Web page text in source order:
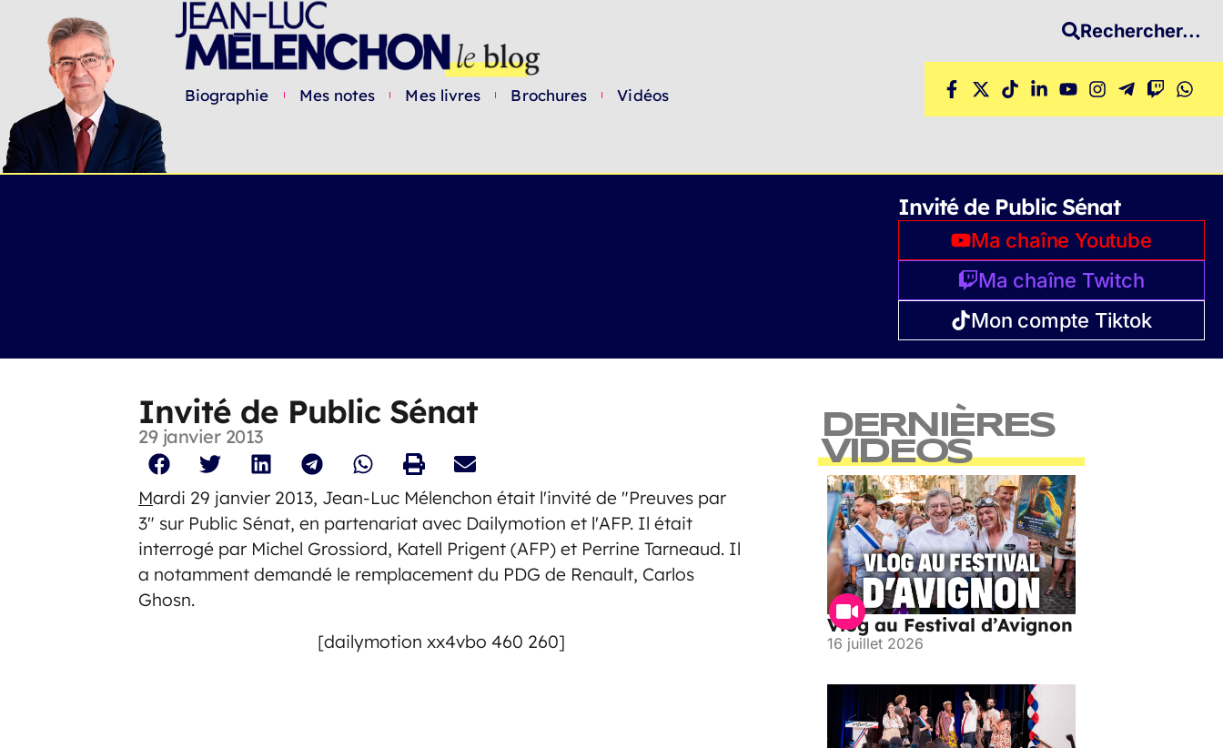
Biographie Mes notes Mes livres Brochures Vidéos
Rechercher...
Invité de Public Sénat
Ma chaîne Youtube
Ma chaîne Twitch
Mon compte Tiktok
Invité de Public Sénat
29 janvier 2013
Mardi 29 janvier 2013, Jean-Luc Mélenchon était l'invité de "Preuves par
3" sur Public Sénat, en partenariat avec Dailymotion et l'AFP. Il était
interrogé par Michel Grossiord, Katell Prigent (AFP) et Perrine Tarneaud. Il
a notamment demandé le remplacement du PDG de Renault, Carlos
Ghosn.
[dailymotion xx4vbo 460 260]
DERNIÈRES
VIDEOS
Vlog au Festival d’Avignon
16 juillet 2026